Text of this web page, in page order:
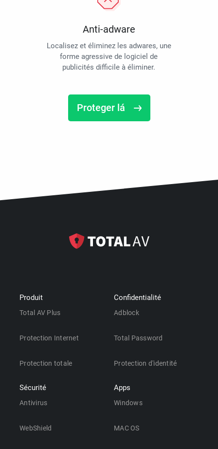
Anti-adware
Localisez et éliminez les adwares, une
forme agressive de logiciel de
publicités difficile à éliminer.
Proteger lá
Produit
Total AV Plus
Protection Internet
Protection totale
Sécurité
Antivirus
WebShield
Confidentialité
Adblock
Total Password
Protection d'identité
Apps
Windows
MAC OS